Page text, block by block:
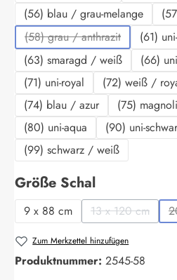
(56) blau / grau-melange
(58) grau / anthrazit
(Diese Option ist zurzeit
(61)
(63) smaragd / weiß
(66)
(71) uni-royal
(72) weiß /
(74) blau / azur
(75)
(80) uni-aqua
(90) uni-
(99) schwarz / weiß
Größe Schalauswählen
9 x 88 cm 13 x 120 cm
(Diese
Zum Merkzettel hinzufügen
Produktnummer: 2545-58